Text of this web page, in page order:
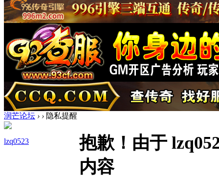
润芒论坛 › › 隐私提醒
lzq0523
抱歉！由于
内容